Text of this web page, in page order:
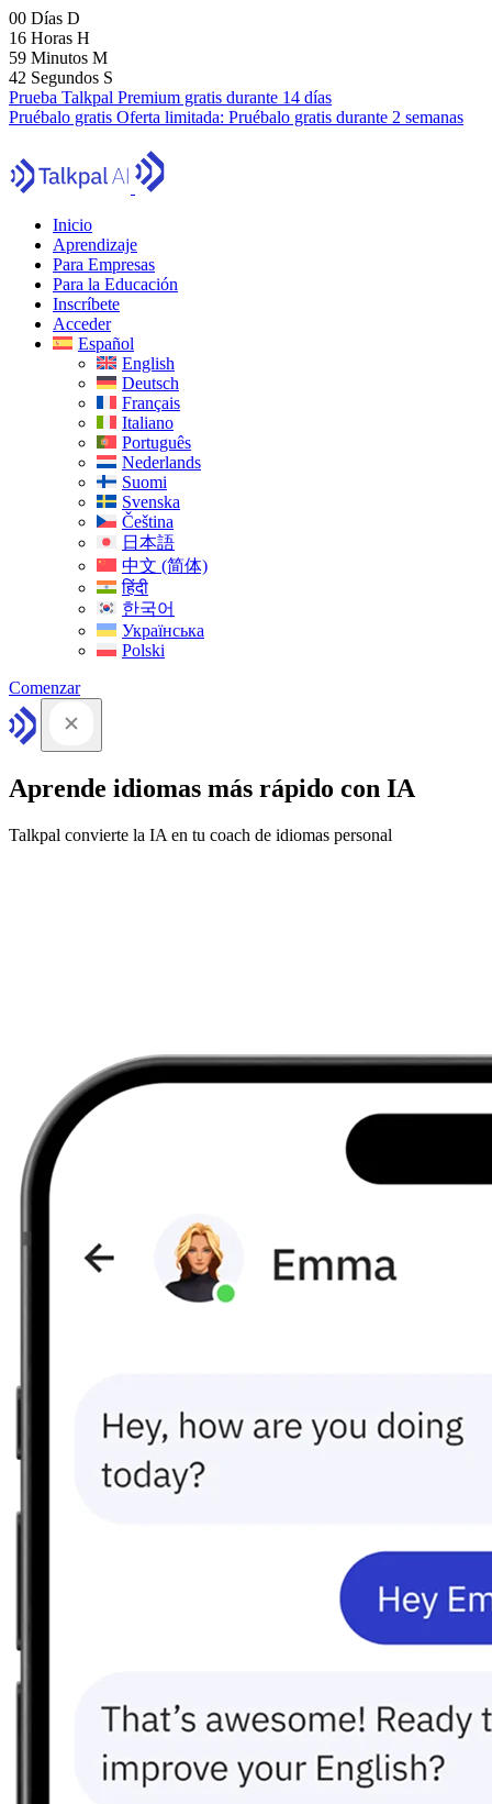
00 Días D
16 Horas H
59 Minutos M
41 Segundos S
Prueba Talkpal Premium gratis durante 14 días
Pruébalo gratis Oferta limitada: Pruébalo gratis durante 2 semanas
Inicio
Aprendizaje
Para Empresas
Para la Educación
Inscríbete
Acceder
Español
English
Deutsch
Français
Italiano
Português
Nederlands
Suomi
Svenska
Čeština
日本語
中文 (简体)
हिंदी
한국어
Українська
Polski
Comenzar
Aprende idiomas más rápido con IA
Talkpal convierte la IA en tu coach de idiomas personal